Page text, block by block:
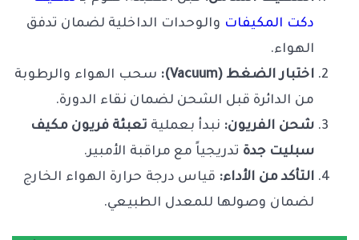
دكت المكيفات والوحدات الداخلية لضمان تدفق
الهواء.
اختبار الضغط (Vacuum):
سحب الهواء والرطوبة
من الدائرة قبل الشحن لضمان نقاء الدورة.
شحن الفريون: نبدأ بعملية تعبئة فريون مكيف
سبليت جدة تدريجياً مع مراقبة الأمبير.
التأكد من الأداء: قياس درجة حرارة الهواء الخارج
لضمان وصولها للمعدل الطبيعي.